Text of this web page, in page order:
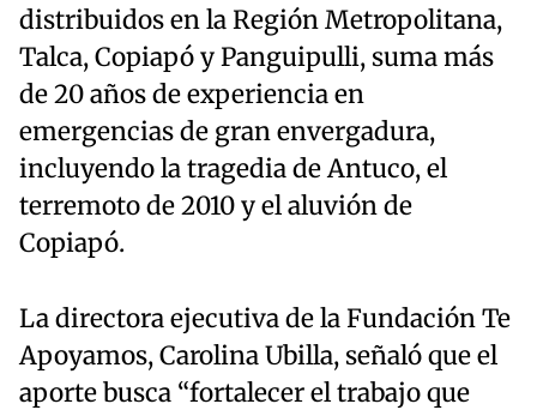
distribuidos en la Región Metropolitana,
Talca, Copiapó y Panguipulli, suma más
de 20 años de experiencia en
emergencias de gran envergadura,
incluyendo la tragedia de Antuco, el
terremoto de 2010 y el aluvión de
Copiapó.
La directora ejecutiva de la Fundación Te
Apoyamos, Carolina Ubilla, señaló que el
aporte busca “fortalecer el trabajo que